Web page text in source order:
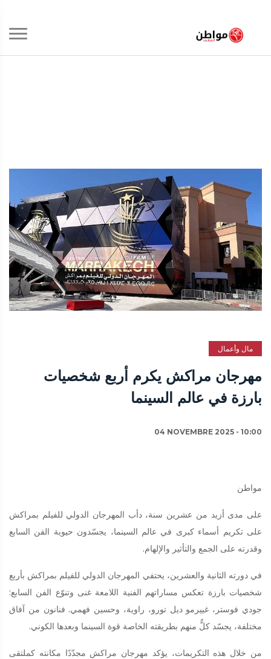
مال وأعمال
مهرجان مراكش يكرم أربع شخصيات
بارزة في عالم السينما
04 NOVEMBRE 2025 - 10:00
مواطن
على مدى أزيد من عشرين سنة، دأب المهرجان الدولي للفيلم بمراكش
على تكريم أسماء كبرى في عالم السينما، يجسّدون حيوية الفن السابع
وقدرته على الجمع والتأثير والإلهام.
في دورته الثانية والعشرين، يحتفي المهرجان الدولي للفيلم بمراكش بأربع
شخصيات بارزة تعكس مساراتهم الفنية اللامعة غنى وتنوّع الفن السابع:
جودي فوستر، غييرمو ديل تورو، راوية، وحسين فهمي. فنانون من آفاق
مختلفة، يجسّد كلٌّ منهم بطريقته الخاصة قوة السينما وبعدها الكوني.
من خلال هذه التكريمات، يؤكد مهرجان مراكش مجدّدًا مكانته كملتقى